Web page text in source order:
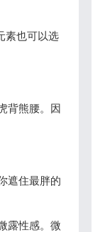
素也可以选
背熊腰。因
遮住最胖的
露性感。微